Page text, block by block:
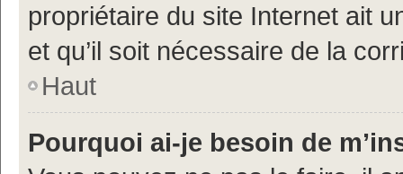
propriétaire du site Internet ait
et qu’il soit nécessaire de la
Haut
Pourquoi ai-je besoin de